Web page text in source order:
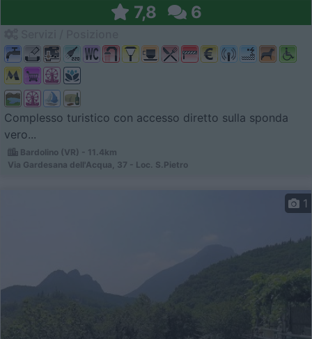
7,8 6
Complesso turistico con accesso diretto sulla sponda
vero...
Bardolino (VR) - 11.4km
Via Gardesana dell'Acqua, 37 - Loc. S.Pietro
1